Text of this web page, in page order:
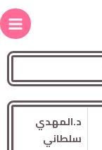
د.المهدي
سلطاني